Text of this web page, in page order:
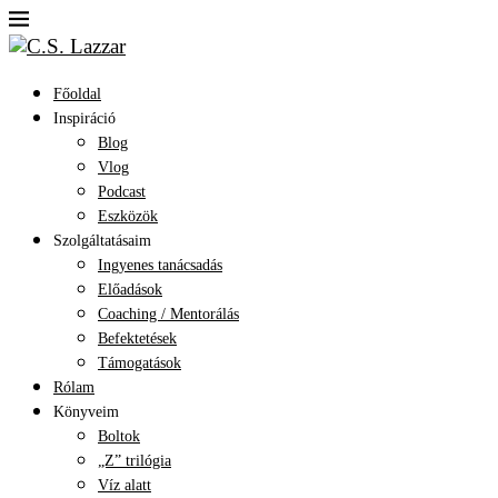
Főoldal
Inspiráció
Blog
Vlog
Podcast
Eszközök
Szolgáltatásaim
Ingyenes tanácsadás
Előadások
Coaching / Mentorálás
Befektetések
Támogatások
Rólam
Könyveim
Boltok
„Z” trilógia
Víz alatt